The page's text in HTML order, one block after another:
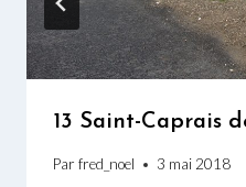
13 Saint-Caprais
Par fred_noel 3 mai 2018